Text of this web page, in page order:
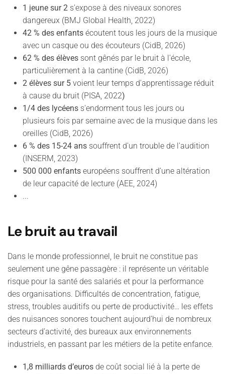
1 jeune sur 2 s'expose à des niveaux sonores
dangereux (BMJ Global Health, 2022)
42 % des enfants écoutent tous les jours de la musique
avec un casque ou des écouteurs (CidB, 2026)
62 % des élèves sont gênés par le bruit à l'école,
particulièrement à la cantine (CidB, 2026)
2 élèves sur 5 voient leur temps d'apprentissage réduit
à cause du bruit (PISA, 2022)
1/4 des lycéens s'endorment tous les jours ou
plusieurs fois par semaine avec de la musique dans les
oreilles (CidB, 2026)
6 % des 15-24 ans souffrent d'un trouble de l'audition
(INSERM, 2023)
500 000 enfants européens souffrent d’une altération
de leur capacité de lecture (AEE, 2024)
...
Le bruit au travail
Dans le monde professionnel, le bruit ne constitue pas
seulement une gêne passagère : il représente un véritable
risque pour la santé des salariés et pour la performance
des organisations. Difficultés de concentration, fatigue,
stress, troubles auditifs ou perte de productivité… les effets
des nuisances sonores touchent aujourd’hui de nombreux
secteurs d’activité, des bureaux aux environnements
industriels, en passant par les métiers de la petite enfance.
1,8 milliards d’euros de coût social lié à la perte de